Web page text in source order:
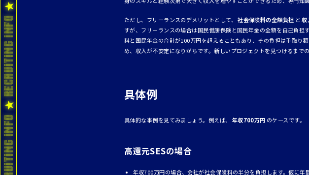
ただし、フリーランスのデメリットとして、 社会保険料の全額負担 と 収
すが、フリーランスの場合は国民健康保険と国民年金の全額を自己負
料と国民年金の合計が100万円を超えることもあり、その負担は手取り
め、収入が不安定になりがちです。新しいプロジェクトを見つけるまで
具体例
具体的な事例を見てみましょう。例えば、 年収700万円 のケースです。
高還元SESの場合
年収700万円の場合、会社が社会保険料の半分を負担します。仮に